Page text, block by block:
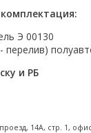
клапаны
Э 00130
перелив)
и РБ
14А, стр. 1,